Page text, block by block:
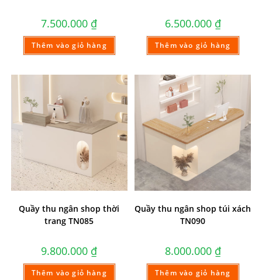
7.500.000 ₫
Thêm vào giỏ hàng
6.500.000 ₫
Thêm vào giỏ hàng
Quầy thu ngân shop thời
trang TN085
9.800.000 ₫
Thêm vào giỏ hàng
Quầy thu ngân shop túi xách
TN090
8.000.000 ₫
Thêm vào giỏ hàng